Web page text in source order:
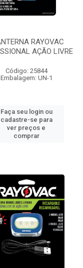
RAYOVAC
AÇÃO LIVRE
Código: 25844
Embalagem: UN-1
Faça seu login ou
cadastre-se para
ver preços e
comprar